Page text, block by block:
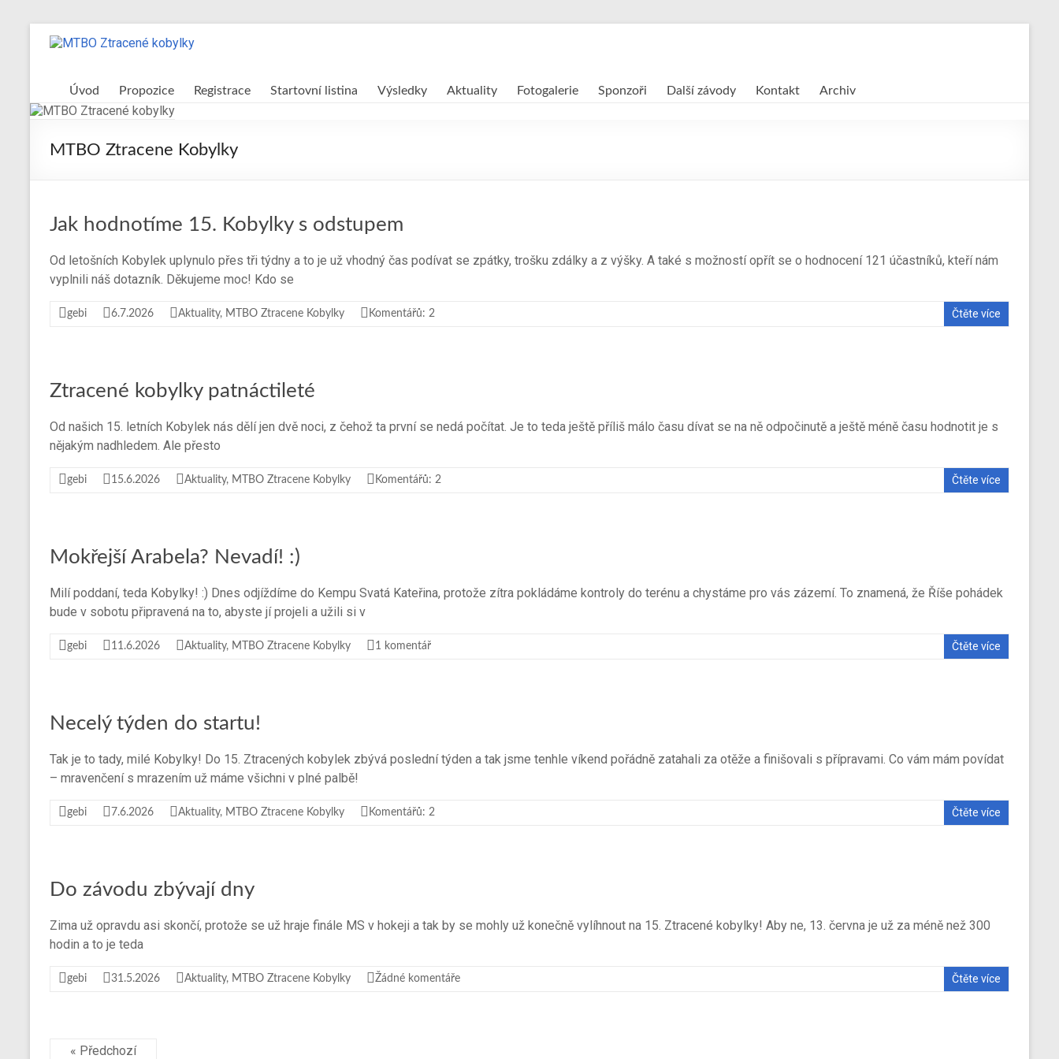
MTBO
Ztracené
kobylky
Web
závodu
kolech
a
sportovních
kobylky
Úvod Propozice Registrace Startovní listina Výsledky Aktuality Fotogalerie Sponzoři Další závody Kontakt Archiv
MTBO Ztracene Kobylky
Jak hodnotíme 15. Kobylky s odstupem
Od letošních Kobylek uplynulo přes tři týdny a to je už vhodný čas podívat se zpátky, trošku zdálky a z výšky. A také s možností opřít se o hodnocení 121 účastníků, kteří nám
vyplnili náš dotazník. Děkujeme moc! Kdo se
gebi 6.7.2026 Aktuality, MTBO Ztracene Kobylky Komentářů: 2 Čtěte více
Ztracené kobylky patnáctileté
Od našich 15. letních Kobylek nás dělí jen dvě noci, z čehož ta první se nedá počítat. Je to teda ještě příliš málo času dívat se na ně odpočinutě a ještě méně času hodnotit je s
nějakým nadhledem. Ale přesto
gebi 15.6.2026 Aktuality, MTBO Ztracene Kobylky Komentářů: 2 Čtěte více
Mokřejší Arabela? Nevadí! :)
Milí poddaní, teda Kobylky! :) Dnes odjíždíme do Kempu Svatá Kateřina, protože zítra pokládáme kontroly do terénu a chystáme pro vás zázemí. To znamená, že Říše pohádek
bude v sobotu připravená na to, abyste jí projeli a užili si v
gebi 11.6.2026 Aktuality, MTBO Ztracene Kobylky 1 komentář Čtěte více
Necelý týden do startu!
Tak je to tady, milé Kobylky! Do 15. Ztracených kobylek zbývá poslední týden a tak jsme tenhle víkend pořádně zatahali za otěže a finišovali s přípravami. Co vám mám povídat
– mravenčení s mrazením už máme všichni v plné palbě!
gebi 7.6.2026 Aktuality, MTBO Ztracene Kobylky Komentářů: 2 Čtěte více
Do závodu zbývají dny
Zima už opravdu asi skončí, protože se už hraje finále MS v hokeji a tak by se mohly už konečně vylíhnout na 15. Ztracené kobylky! Aby ne, 13. června je už za méně než 300
hodin a to je teda
gebi 31.5.2026 Aktuality, MTBO Ztracene Kobylky Žádné komentáře Čtěte více
« Předchozí